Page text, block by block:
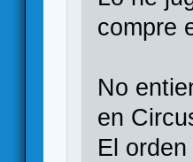
compre
No
en
El